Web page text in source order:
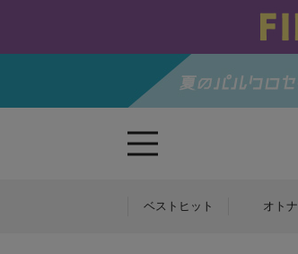
ベストヒット オトナ